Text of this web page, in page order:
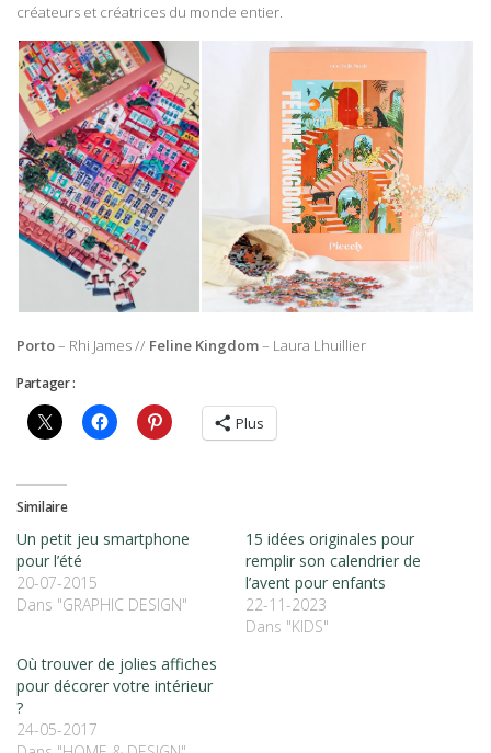
créateurs et créatrices du monde entier.
Porto– Rhi James // Feline Kingdom– Laura Lhuillier
Partager :
Plus
Similaire
Un petit jeu smartphone
pour l’été
20-07-2015
Dans "GRAPHIC DESIGN"
15 idées originales pour
remplir son calendrier de
l’avent pour enfants
22-11-2023
Dans "KIDS"
Où trouver de jolies affiches
pour décorer votre intérieur
?
24-05-2017